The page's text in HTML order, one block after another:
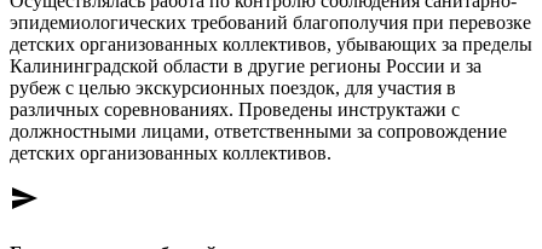
эпидемиологических требований благополучия при перевозке
детских организованных коллективов, убывающих за пределы
Калининградской области в другие регионы России и за
рубеж с целью экскурсионных поездок, для участия в
различных соревнованиях. Проведены инструктажи с
должностными лицами, ответственными за сопровождение
детских организованных коллективов.
send